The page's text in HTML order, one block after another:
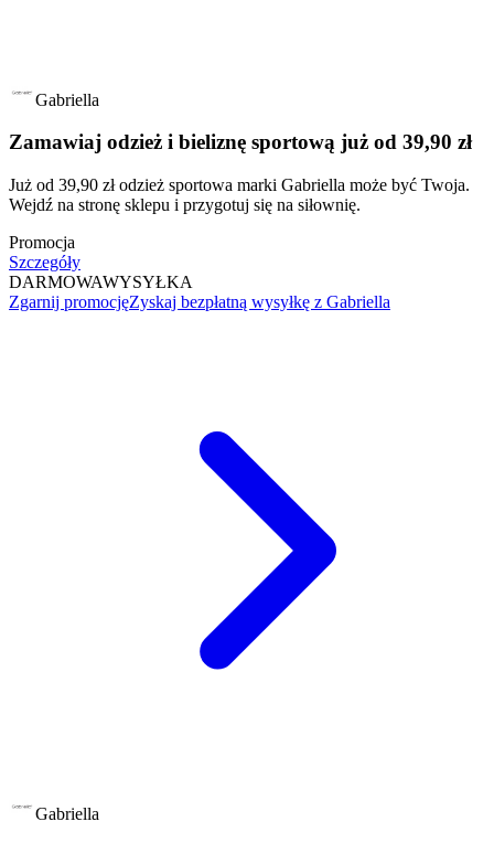
Gabriella
Zamawiaj odzież i bieliznę sportową już od 39,90 zł
Już od 39,90 zł odzież sportowa marki Gabriella może być Twoja.
Wejdź na stronę sklepu i przygotuj się na siłownię.
Promocja
Szczegóły
DARMOWAWYSYŁKA
Zgarnij promocjęZyskaj bezpłatną wysyłkę z Gabriella
Gabriella